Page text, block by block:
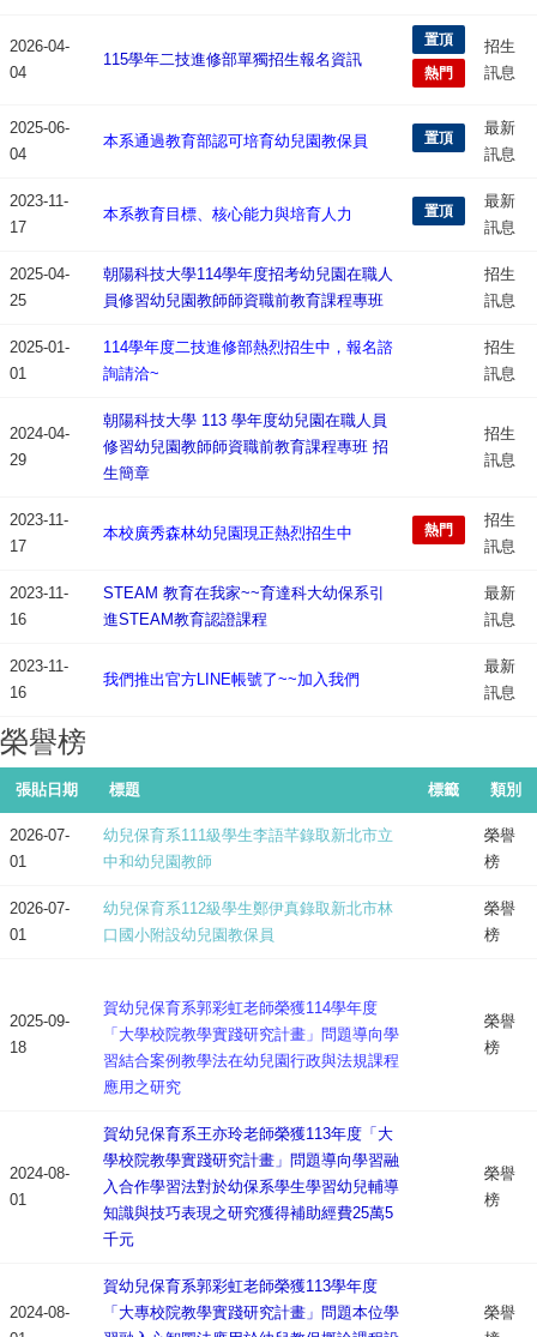
2026-04-
04
115學年二技進修部單獨招生報名資訊
置頂
熱門
招生
訊息
2025-06-
04
本系通過教育部認可培育幼兒園教保員 置頂
最新
訊息
2023-11-
17
本系教育目標、核心能力與培育人力 置頂
最新
訊息
2025-04-
25
朝陽科技大學114學年度招考幼兒園在職人
員修習幼兒園教師師資職前教育課程專班
招生
訊息
2025-01-
01
114學年度二技進修部熱烈招生中，報名諮
詢請洽~
招生
訊息
2024-04-
29
朝陽科技大學 113 學年度幼兒園在職人員
修習幼兒園教師師資職前教育課程專班 招
生簡章
招生
訊息
2023-11-
17
本校廣秀森林幼兒園現正熱烈招生中 熱門
招生
訊息
2023-11-
16
STEAM 教育在我家~~育達科大幼保系引
進STEAM教育認證課程
最新
訊息
2023-11-
16
我們推出官方LINE帳號了~~加入我們
最新
訊息
榮譽榜
張貼日期 標題 標籤 類別
2026-07-
01
幼兒保育系111級學生李語芊錄取新北市立
中和幼兒園教師
榮譽
榜
2026-07-
01
幼兒保育系112級學生鄭伊真錄取新北市林
口國小附設幼兒園教保員
榮譽
榜
2025-09-
18
賀幼兒保育系郭彩虹老師榮獲114學年度
「大學校院教學實踐研究計畫」問題導向學
習結合案例教學法在幼兒園行政與法規課程
應用之研究
榮譽
榜
2024-08-
01
賀幼兒保育系王亦玲老師榮獲113年度「大
學校院教學實踐研究計畫」問題導向學習融
入合作學習法對於幼保系學生學習幼兒輔導
知識與技巧表現之研究獲得補助經費25萬5
千元
榮譽
榜
2024-08-
賀幼兒保育系郭彩虹老師榮獲113學年度
「大專校院教學實踐研究計畫」問題本位學
榮譽